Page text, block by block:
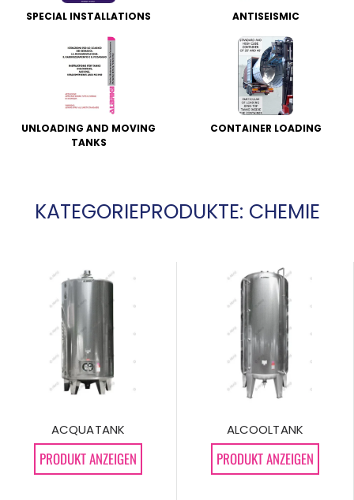
SPECIAL INSTALLATIONS ANTISEISMIC
UNLOADING AND MOVING
TANKS
CONTAINER LOADING
KATEGORIEPRODUKTE: CHEMIE
ACQUATANK
PRODUKT ANZEIGEN
ALCOOLTANK
PRODUKT ANZEIGEN